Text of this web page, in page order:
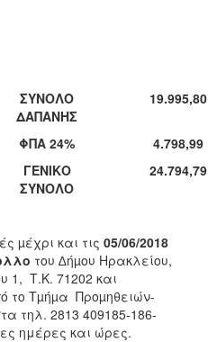
ΣΥΝΟΛΟ
ΔΑΠΑΝΗΣ
19.995,80
ΦΠΑ 24%
4.798,99
ΓΕΝΙΚΟ
ΣΥΝΟΛΟ
24.794,79
µέχρι και τις 05/06/2018
του ∆ήµου Ηρακλείου,
1, Τ.Κ. 71202 και
το Tµήµα Προµηθειών-
τηλ. 2813 409185-186-
ημέρες και ώρες.